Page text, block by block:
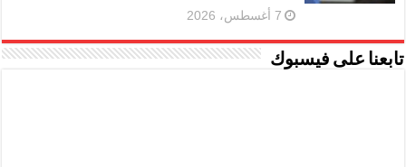
7 أغسطس، 2026
تابعنا على فيسبوك